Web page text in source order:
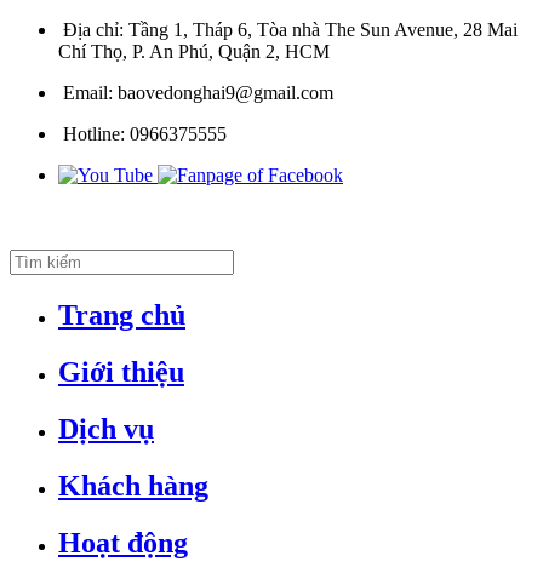
Địa chỉ: Tầng 1, Tháp 6, Tòa nhà The Sun Avenue, 28 Mai
Chí Thọ, P. An Phú, Quận 2, HCM
Email: baovedonghai9@gmail.com
Hotline: 0966375555
Trang chủ
Giới thiệu
Dịch vụ
Khách hàng
Hoạt động